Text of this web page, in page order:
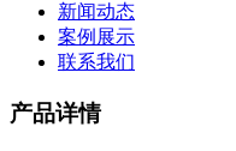
新闻动态
案例展示
联系我们
产品详情